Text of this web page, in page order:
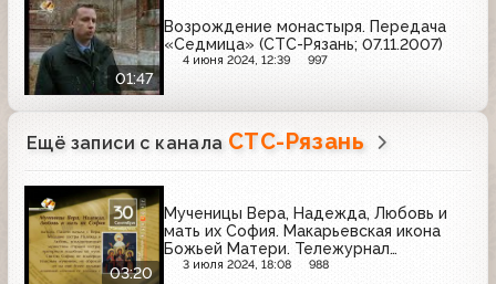
01:47
Возрождение монастыря. Передача
«Седмица» (СТС-Рязань; 07.11.2007)
4 июня 2024, 12:39 997
Ещё записи с канала СТС-Рязань
03:20
Мученицы Вера, Надежда, Любовь и
мать их София. Макарьевская икона
Божьей Матери. Тележурнал
«Седмица» (СТС-Рязань; 30.09.2010?)
3 июля 2024, 18:08 988